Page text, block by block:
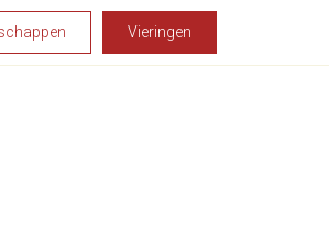
Vieringen